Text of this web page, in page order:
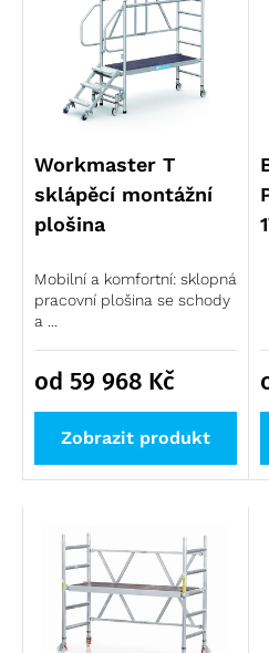
Workmaster T
sklápěcí montážní
plošina
Mobilní a komfortní: sklopná
pracovní plošina se schody
a ...
od 59 968 Kč
Zobrazit produkt